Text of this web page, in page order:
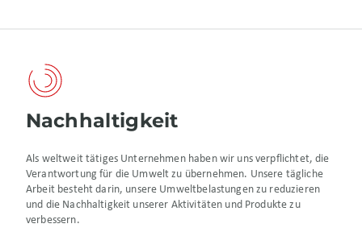
Nachhaltigkeit
Als weltweit tätiges Unternehmen haben wir uns verpflichtet, die
Verantwortung für die Umwelt zu übernehmen. Unsere tägliche
Arbeit besteht darin, unsere Umweltbelastungen zu reduzieren
und die Nachhaltigkeit unserer Aktivitäten und Produkte zu
verbessern.